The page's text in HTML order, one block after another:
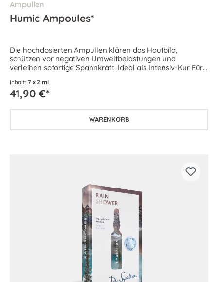
Ampullen
Humic Ampoules*
Die hochdosierten Ampullen klären das Hautbild,
schützen vor negativen Umweltbelastungen und
verleihen sofortige Spannkraft. Ideal als Intensiv-Kur Für
Inhalt: 7 x 2 ml
41,90 €*
WARENKORB